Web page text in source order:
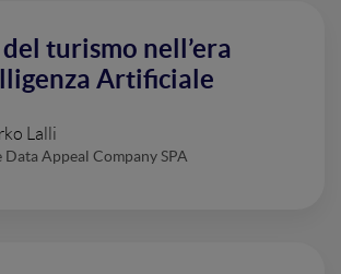
del turismo nell’era
Artificiale
Lalli
Data Appeal Company SPA